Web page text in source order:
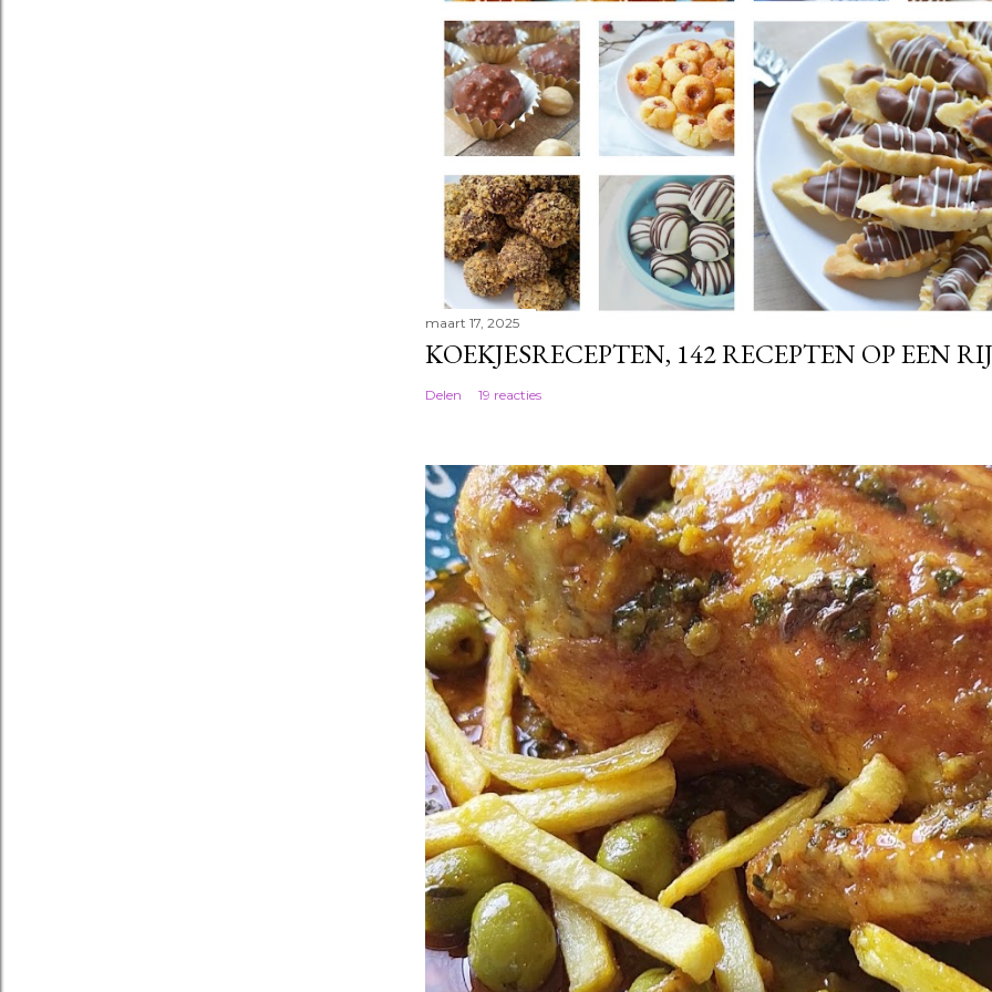
maart 17, 2025
KOEKJESRECEPTEN, 142 RECEPTEN OP EEN RIJ
Delen 19 reacties